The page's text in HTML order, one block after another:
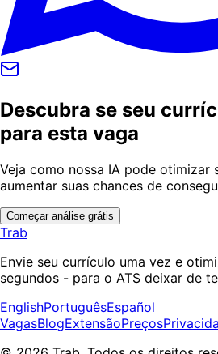
Descubra se seu
para esta vaga
Veja como nossa IA pode otimizar
aumentar suas chances de
Começar análise grátis
Trab
Envie seu currículo uma vez e
segundos - para o ATS deixar de
EnglishPortuguêsEspañol
VagasBlogExtensãoPreços